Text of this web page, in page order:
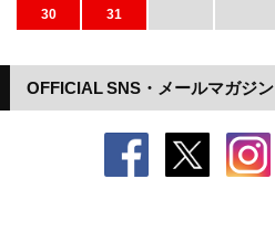
OFFICIAL SNS・メールマガジン
30
31